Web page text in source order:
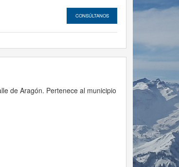
CONSÚLTANOS
de Aragón. Pertenece al municipio